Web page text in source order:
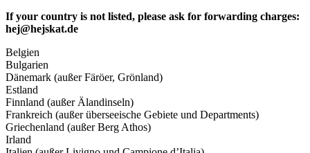
If your country is not listed, please ask for forwarding charges:
hej@hejskat.de
Belgien
Bulgarien
Dänemark (außer Färöer, Grönland)
Estland
Finnland (außer Älandinseln)
Frankreich (außer überseeische Gebiete und Departments)
Griechenland (außer Berg Athos)
Irland